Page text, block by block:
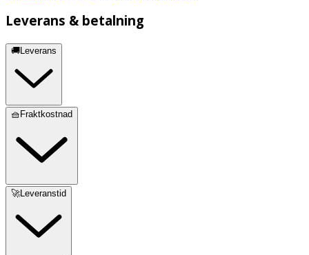
Leverans & betalning
🚚Leverans
🧺Fraktkostnad
🚀Leveranstid